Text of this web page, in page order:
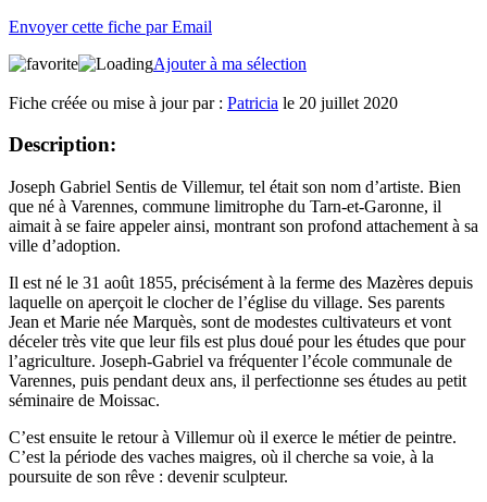
Envoyer cette fiche par Email
Ajouter à ma sélection
Fiche créée ou mise à jour par : Patricia le 20 juillet 2020
Description:
Joseph Gabriel Sentis de Villemur, tel était son nom d’artiste. Bien
que né à Varennes, commune limitrophe du Tarn-et-Garonne, il
aimait à se faire appeler ainsi, montrant son profond attachement à sa
ville d’adoption.
Il est né le 31 août 1855, précisément à la ferme des Mazères depuis
laquelle on aperçoit le clocher de l’église du village. Ses parents
Jean et Marie née Marquès, sont de modestes cultivateurs et vont
déceler très vite que leur fils est plus doué pour les études que pour
l’agriculture. Joseph-Gabriel va fréquenter l’école communale de
Varennes, puis pendant deux ans, il perfectionne ses études au petit
séminaire de Moissac.
C’est ensuite le retour à Villemur où il exerce le métier de peintre.
C’est la période des vaches maigres, où il cherche sa voie, à la
poursuite de son rêve : devenir sculpteur.